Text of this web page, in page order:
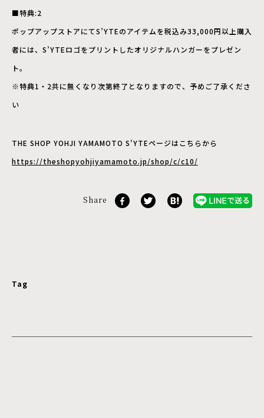
■特典:2
ポップアップストアにてS’YTEのアイテムを税込み33,000円以上購入
者には、S’YTEロゴをプリントしたオリジナルハンガーをプレゼン
ト。
※特典1・2共に無くなり次第終了となりますので、予めご了承くださ
い
THE SHOP YOHJI YAMAMOTO S'YTEページはこちらから
https://theshopyohjiyamamoto.jp/shop/c/c10/
Share
Tag